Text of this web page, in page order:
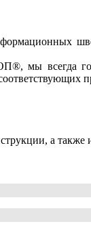
мы всегда
а также